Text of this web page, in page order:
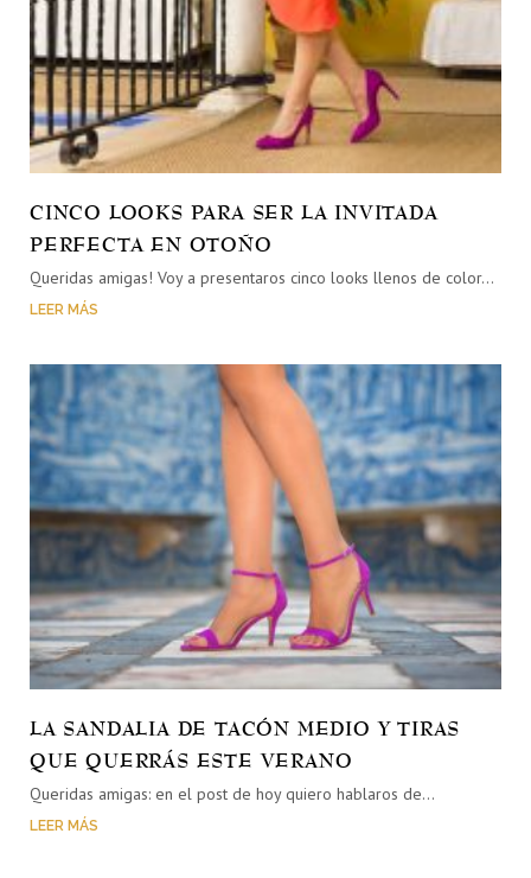
CINCO LOOKS PARA SER LA INVITADA
PERFECTA EN OTOÑO
Queridas amigas! Voy a presentaros cinco looks llenos de color…
LEER MÁS
LA SANDALIA DE TACÓN MEDIO Y TIRAS
QUE QUERRÁS ESTE VERANO
Queridas amigas: en el post de hoy quiero hablaros de…
LEER MÁS